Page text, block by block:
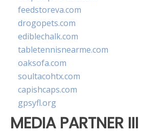
feedstoreva.com
drogopets.com
ediblechalk.com
tabletennisnearme.com
oaksofa.com
soultacohtx.com
capishcaps.com
gpsyfl.org
MEDIA PARTNER III